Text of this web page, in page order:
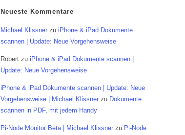
Neueste Kommentare
Michael Klissner zu iPhone & iPad Dokumente
scannen | Update: Neue Vorgehensweise
Robert zu iPhone & iPad Dokumente scannen |
Update: Neue Vorgehensweise
iPhone & iPad Dokumente scannen | Update: Neue
Vorgehensweise | Michael Klissner zu Dokumente
scannen in PDF, mit jedem Handy
Pi-Node Monitor Beta | Michael Klissner zu Pi-Node